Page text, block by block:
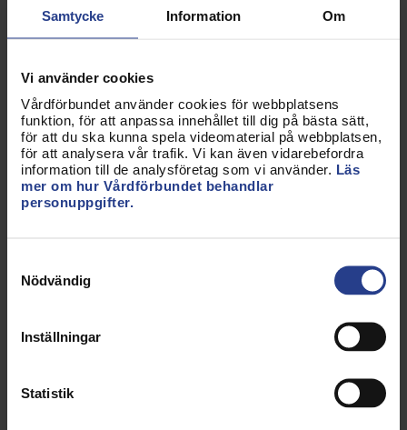
Samtycke Information Om
Vi använder cookies
Vårdförbundet använder cookies för webbplatsens
funktion, för att anpassa innehållet till dig på bästa sätt,
för att du ska kunna spela videomaterial på webbplatsen,
för att analysera vår trafik. Vi kan även vidarebefordra
information till de analysföretag som vi använder. Läs
mer om hur Vårdförbundet behandlar
personuppgifter.
Nödvändig
Inställningar
Statistik
Socialstyrelsen
(LÖF)
Hälsosam arbetsmiljö
För att kunna bidra till en säker vård behöver du en
bra arbetsmiljö. Här är tre områden som är
Dialog och samarbete på arbetsplatsen skapar
Vila och återhämtning är avgörande för varje
medarbetares hälsa och ska vara självklar för
Det ska finnas rutiner och arbetssätt som